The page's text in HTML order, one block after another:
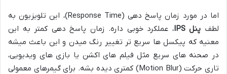
اما در مورد زمان پاسخ دهی (Response Time)، این تلویزیون به
لطف پنل IPS
، عملکرد خوبی داره. زمان پاسخ دهی کمتر به این
معنیه که پیکسل ها سریع تر تغییر رنگ میدن و این باعث میشه
در صحنه های سریع مثل فیلم های اکشن یا بازی های ویدیویی،
تاری حرکت (Motion Blur) کمتری دیده بشه. برای گیمرهای معمولی